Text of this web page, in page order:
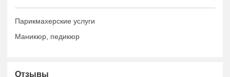
Парикмахерские услуги
Маникюр, педикюр
Отзывы